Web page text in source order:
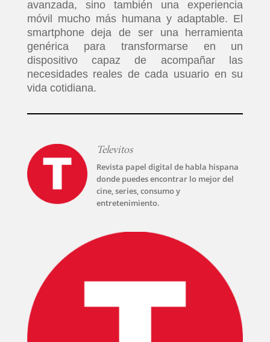
avanzada, sino también una experiencia
móvil mucho más humana y adaptable. El
smartphone deja de ser una herramienta
genérica para transformarse en un
dispositivo capaz de acompañar las
necesidades reales de cada usuario en su
vida cotidiana.
Televitos
Revista papel digital de habla hispana
donde puedes encontrar lo mejor del
cine, series, consumo y
entretenimiento.